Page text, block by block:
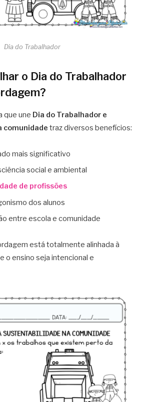
Dia do Trabalhador
o Dia do Trabalhador
que une Dia do Trabalhador e
comunidade traz diversos benefícios:
mais significativo
social e ambiental
de profissões
dos alunos
entre escola e comunidade
está totalmente alinhada à
o ensino seja intencional e